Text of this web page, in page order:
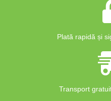
Plată rapidă și
Transport